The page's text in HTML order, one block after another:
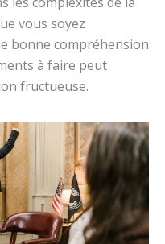
vous soyez
bonne compréhension
à faire peut
fructueuse.